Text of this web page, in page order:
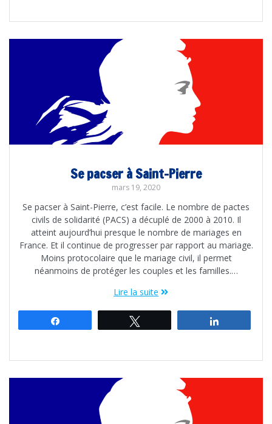
Se pacser à Saint-Pierre
mars 19, 2020
Se pacser à Saint-Pierre, c’est facile. Le nombre de pactes
civils de solidarité (PACS) a décuplé de 2000 à 2010. Il
atteint aujourd’hui presque le nombre de mariages en
France. Et il continue de progresser par rapport au mariage.
Moins protocolaire que le mariage civil, il permet
néanmoins de protéger les couples et les familles.…
Lire la suite